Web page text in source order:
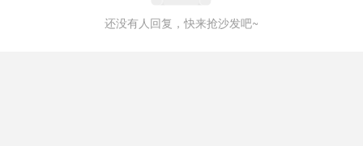
还没有人回复，快来抢沙发吧~